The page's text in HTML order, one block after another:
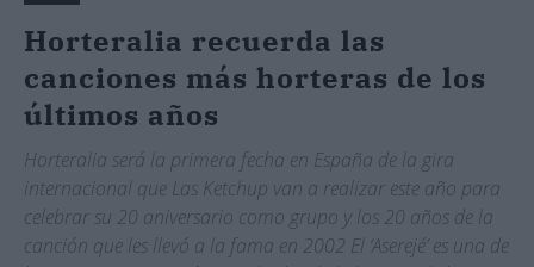
Horteralia recuerda las
canciones más horteras de los
últimos años
Horteralia será la primera fecha en España de la gira
internacional que Las Ketchup van a realizar este año para
celebrar su 20 aniversario como grupo y los 20 años de la
canción que les llevó a la fama en 2002 El ‘Aserejé’ es una de